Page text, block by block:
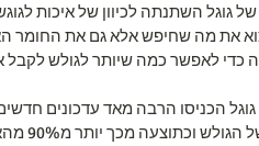
גוגל השתנתה לכיוון של איכות
את מה שחיפש אלא גם את החומר
כדי לאפשר כמה שיותר לגולש לקבל
הכניסו הרבה מאד עדכונים